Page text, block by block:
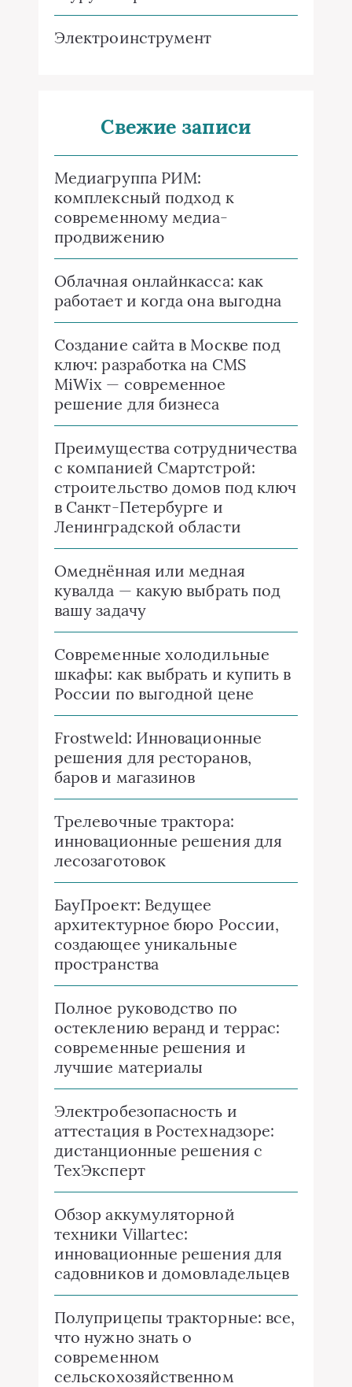
Электроинструмент
Свежие записи
Медиагруппа РИМ:
комплексный подход к
современному медиа-
продвижению
Облачная онлайнкасса: как
работает и когда она выгодна
Создание сайта в Москве под
ключ: разработка на CMS
MiWix — современное
решение для бизнеса
Преимущества сотрудничества
с компанией Смартстрой:
строительство домов под ключ
в Санкт-Петербурге и
Ленинградской области
Омеднённая или медная
кувалда — какую выбрать под
вашу задачу
Современные холодильные
шкафы: как выбрать и купить в
России по выгодной цене
Frostweld: Инновационные
решения для ресторанов,
баров и магазинов
Трелевочные трактора:
инновационные решения для
лесозаготовок
БауПроект: Ведущее
архитектурное бюро России,
создающее уникальные
пространства
Полное руководство по
остеклению веранд и террас:
современные решения и
лучшие материалы
Электробезопасность и
аттестация в Ростехнадзоре:
дистанционные решения с
ТехЭксперт
Обзор аккумуляторной
техники Villartec:
инновационные решения для
садовников и домовладельцев
Полуприцепы тракторные: все,
что нужно знать о
современном
сельскохозяйственном